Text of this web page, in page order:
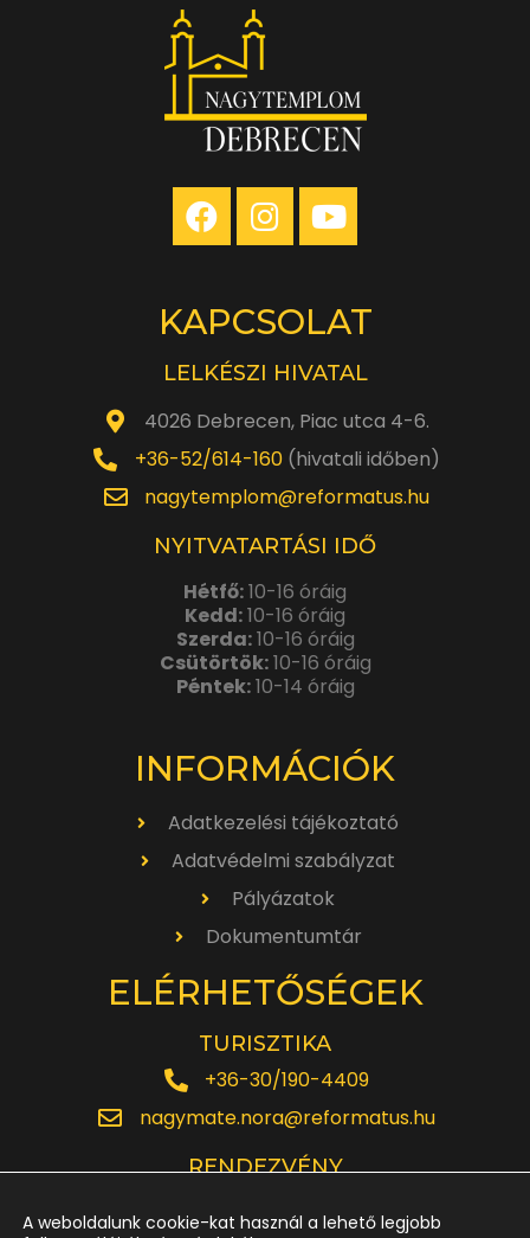
KAPCSOLAT
LELKÉSZI HIVATAL
4026 Debrecen, Piac utca 4-6.
+36-52/614-160(hivatali időben)
nagytemplom@reformatus.hu
NYITVATARTÁSI IDŐ
Hétfő:10-16 óráig
Kedd:10-16 óráig
Szerda:10-16 óráig
Csütörtök:10-16 óráig
Péntek:10-14 óráig
INFORMÁCIÓK
Adatkezelési tájékoztató
Adatvédelmi szabályzat
Pályázatok
Dokumentumtár
ELÉRHETŐSÉGEK
TURISZTIKA
+36-30/190-4409
nagymate.nora@reformatus.hu
RENDEZVÉNY
A weboldalunk cookie-kat használ a lehető legjobb